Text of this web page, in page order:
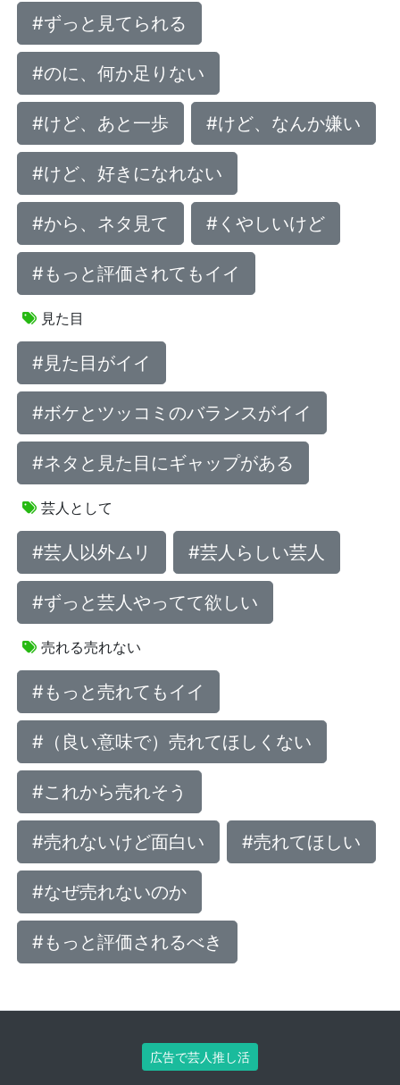
#ずっと見てられる
#のに、何か足りない
#けど、あと一歩 #けど、なんか嫌い
#けど、好きになれない
#から、ネタ見て #くやしいけど
#もっと評価されてもイイ
見た目
#見た目がイイ
#ボケとツッコミのバランスがイイ
#ネタと見た目にギャップがある
芸人として
#芸人以外ムリ #芸人らしい芸人
#ずっと芸人やってて欲しい
売れる売れない
#もっと売れてもイイ
#（良い意味で）売れてほしくない
#これから売れそう
#売れないけど面白い #売れてほしい
#なぜ売れないのか
#もっと評価されるべき
広告で芸人推し活